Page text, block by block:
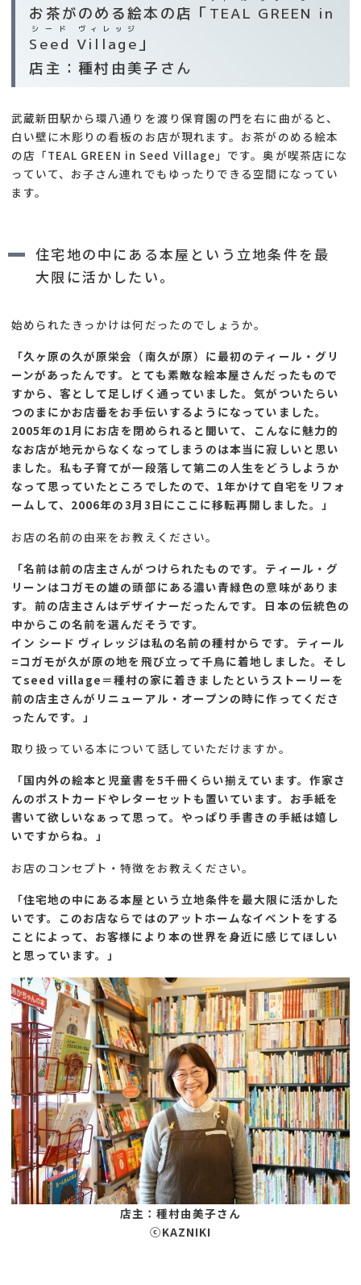
お茶がのめる絵本の店「 TEAL GREEN in
Seed
シード
Village
ヴィレッジ
」
店主：種村由美子さん
武蔵新田駅から環八通りを渡り保育園の門を右に曲がると、
白い壁に木彫りの看板のお店が現れます。お茶がのめる絵本
の店「TEAL GREEN in Seed Village」です。奥が喫茶店にな
っていて、お子さん連れでもゆったりできる空間になってい
ます。
住宅地の中にある本屋という立地条件を最
大限に活かしたい。
始められたきっかけは何だったのでしょうか。
「久ヶ原の久が原栄会（南久が原）に最初のティール・グリ
ーンがあったんです。とても素敵な絵本屋さんだったもので
すから、客として足しげく通っていました。気がついたらい
つのまにかお店番をお手伝いするようになっていました。
2005年の1月にお店を閉められると聞いて、こんなに魅力的
なお店が地元からなくなってしまうのは本当に寂しいと思い
ました。私も子育てが一段落して第二の人生をどうしようか
なって思っていたところでしたので、1年かけて自宅をリフォ
ームして、2006年の3月3日にここに移転再開しました。」
お店の名前の由来をお教えください。
「名前は前の店主さんがつけられたものです。ティール・グ
リーンはコガモの雄の頭部にある濃い青緑色の意味がありま
す。前の店主さんはデザイナーだったんです。日本の伝統色の
中からこの名前を選んだそうです。
イン シード ヴィレッジは私の名前の種村からです。ティール
=コガモが久が原の地を飛び立って千鳥に着地しました。そし
てseed village＝種村の家に着きましたというストーリーを
前の店主さんがリニューアル・オープンの時に作ってくださ
ったんです。」
取り扱っている本について話していただけますか。
「国内外の絵本と児童書を5千冊くらい揃えています。作家さ
んのポストカードやレターセットも置いています。お手紙を
書いて欲しいなぁって思って。やっぱり手書きの手紙は嬉し
いですからね。」
お店のコンセプト・特徴をお教えください。
「住宅地の中にある本屋という立地条件を最大限に活かした
いです。このお店ならではのアットホームなイベントをする
ことによって、お客様により本の世界を身近に感じてほしい
と思っています。」
店主：種村由美子さん
ⓒKAZNIKI